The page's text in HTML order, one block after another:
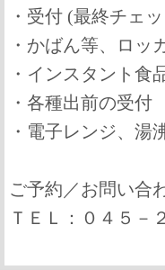
・受付 (最終チェ
・かばん等、ロッ
・インスタント食
・各種出前の受付
・電子レンジ、湯
ご予約／お問い合
ＴＥＬ：０４５－